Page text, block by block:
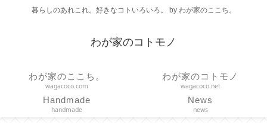
暮らしのあれこれ。好きなコトいろいろ。 by わが家のここち。
わが家のコトモノ
わが家のここち。
wagacoco.com
わが家のコトモノ
wagacoco.net
Handmade
handmade
News
news